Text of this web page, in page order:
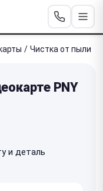
/ Чистка от пыли
PNY
и деталь